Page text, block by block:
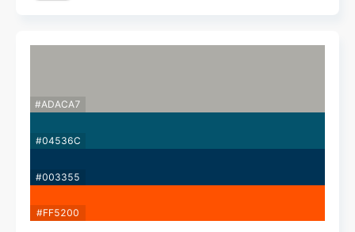
#ADACA7
#04536C
#003355
#FF5200